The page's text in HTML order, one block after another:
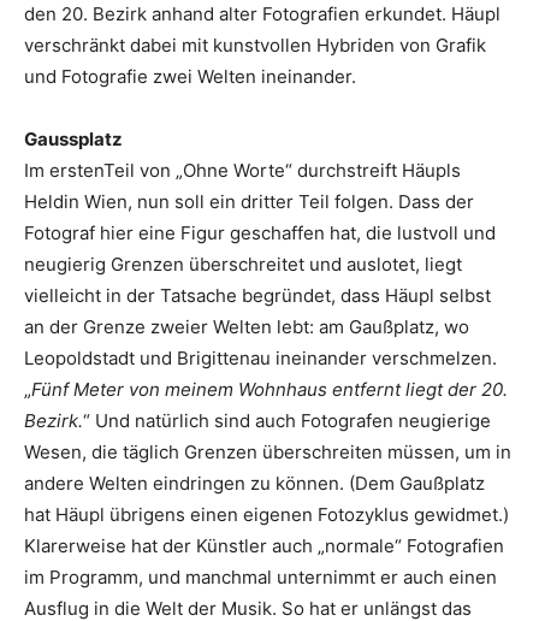
den 20. Bezirk anhand alter Fotografien erkundet. Häupl
verschränkt dabei mit kunstvollen Hybriden von Grafik
und Fotografie zwei Welten ­ineinander.
Gaussplatz
Im erstenTeil von „Ohne Worte“ durchstreift Häupls
Heldin Wien, nun soll ein dritter Teil folgen. Dass der
Fotograf hier eine Figur geschaffen hat, die lustvoll und
neugierig Grenzen überschreitet und auslotet, liegt
vielleicht in der Tatsache ­begründet, dass Häupl selbst
an der Grenze zweier Welten lebt: am Gaußplatz, wo
Leopoldstadt und Brigittenau ineinander verschmelzen.
„Fünf Meter von meinem Wohnhaus entfernt liegt der 20.
Bezirk.“ Und natürlich sind auch Fotografen neugierige
Wesen, die täglich Grenzen überschreiten müssen, um in
andere Welten eindringen zu können. (Dem Gaußplatz
hat Häupl übrigens einen eigenen ­Fotozyklus gewidmet.)
Klarerweise hat der Künstler auch „normale“ Fotografien
im Programm, und manchmal unternimmt er auch einen
Ausflug in die Welt der Musik. So hat er unlängst das